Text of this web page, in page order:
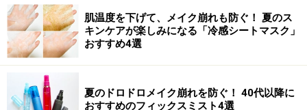
楽天市場で人気のコスメをチェック！
肌温度を下げて、メイク崩れも防ぐ！ 夏のス
キンケアが楽しみになる「冷感シートマスク」
おすすめ4選
夏のドロドロメイク崩れを防ぐ！ 40代以降に
おすすめのフィックスミスト4選